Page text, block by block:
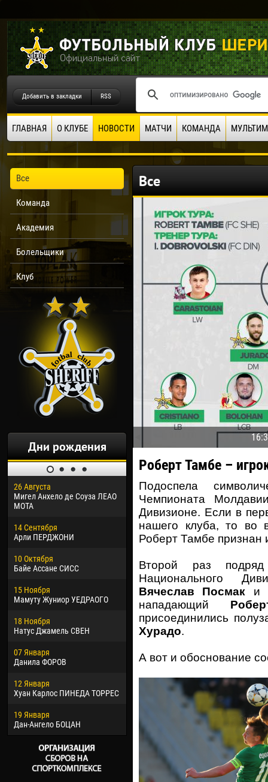
Добавить в закладки RSS
ГЛАВНАЯ О КЛУБЕ НОВОСТИ МАТЧИ КОМАНДА
Все
Команда
Академия
Болельщики
Клуб
Дни рождения
26 Августа
Мигел Анхело де Соуза ЛЕАО
МОТА
14 Сентября
Арли ПЕРДЖОНИ
10 Октября
Байе Ассане СИСС
15 Ноября
Мамуту Жуниор УЕДРАОГО
18 Ноября
Натус Джамель СВЕН
07 Января
Данила ФОРОВ
12 Января
Хуан Карлос ПИНЕДА ТОРРЕС
19 Января
Дан-Ангело БОЦАН
30 Января
Дорасо Морео КЛАС
24 Февраля
Владислав КОСТИН
Вячеслав КОЗМА
09 Марта
Эммануэль АФЕТСЕ
20 Марта
Хайдер Морено АСПРИЛЬЯ
Самба КОНЕ
Витор Уго Морайс де
ОЛИВЕЙРА
Раи ЛОПЕС ДЕ ОЛИВЕЙРА
04
13
15
24
15
Все
Роберт Тамбе –
Подоспела
Чемпионата
Дивизионе. Если в
нашего клуба, то во
Роберт Тамбе признан
Второй раз
Национального
Вячеслав Посмак и
нападающий
присоединились
Хурадо.
А вот и обоснование